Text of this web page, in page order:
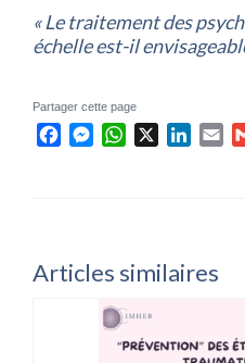
« Le traitement des
échelle est-il
Partager cette page
FacebookMessenger
WhatsApp
Articles similaires